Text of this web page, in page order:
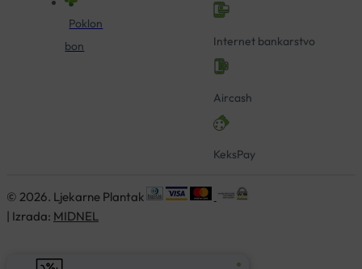
Poklon
bon
Internet bankarstvo
Aircash
KeksPay
© 2026. Ljekarne Plantak
| Izrada: MIDNEL